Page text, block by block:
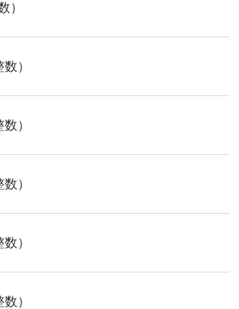
）
数）
数）
数）
数）
数）